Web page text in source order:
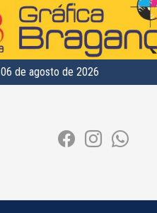
06 de agosto de 2026